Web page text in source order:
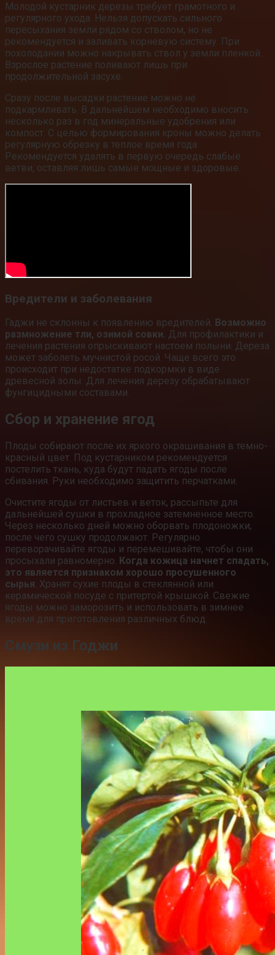
Молодой кустарник дерезы требует грамотного и
регулярного ухода. Нельзя допускать сильного
пересыхания земли рядом со стволом, но не
рекомендуется и заливать корневую систему. При
похолодании можно накрывать ствол у земли пленкой.
Взрослое растение поливают лишь при
продолжительной засухе.
Сразу после высадки растение можно не
подкармливать. В дальнейшем необходимо вносить
несколько раз в год минеральные удобрения или
компост. С целью формирования кроны можно делать
регулярную обрезку в теплое время года.
Рекомендуется удалять в первую очередь слабые
ветви, оставляя лишь самые мощные и здоровые.
Вредители и заболевания
Гаджи не склонны к появлению вредителей. Возможно
размножение тли, озимой совки. Для профилактики и
лечения растения опрыскивают настоем полыни. Дереза
может заболеть мучнистой росой. Чаще всего это
происходит при недостатке подкормки в виде
древесной золы. Для лечения дерезу обрабатывают
фунгицидными составами.
Сбор и хранение ягод
Плоды собирают после их яркого окрашивания в темно-
красный цвет. Под кустарником рекомендуется
постелить ткань, куда будут падать ягоды после
сбивания. Руки необходимо защитить перчатками.
Очистите ягоды от листьев и веток, рассыпьте для
дальнейшей сушки в прохладное затемненное место.
Через несколько дней можно оборвать плодоножки,
после чего сушку продолжают. Регулярно
переворачивайте ягоды и перемешивайте, чтобы они
просыхали равномерно. Когда кожица начнет спадать,
это является признаком хорошо просушенного
сырья. Хранят сухие плоды в стеклянной или
керамической посуде с притертой крышкой. Свежие
ягоды можно заморозить и использовать в зимнее
время для приготовления различных блюд.
Смузи из Годжи